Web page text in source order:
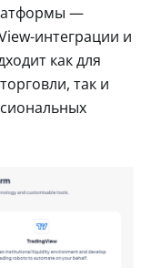
—
интеграции и
как для
так и